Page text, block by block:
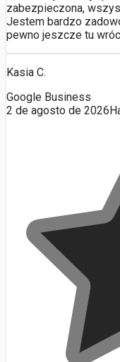
zabezpieczona,
Jestem bardzo
pewno jeszcze tu
Kasia C.
Google Business
2 de agosto de 2026